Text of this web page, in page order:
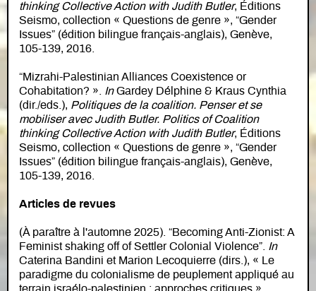
thinking Collective Action with Judith Butler, Éditions
Seismo, collection « Questions de genre », “Gender
Issues” (édition bilingue français-anglais), Genève,
105-139, 2016.
“Mizrahi-Palestinian Alliances Coexistence or
Cohabitation? ». InGardey Délphine & Kraus Cynthia
(dir./eds.), Politiques de la coalition. Penser et se
mobiliser avec Judith Butler. Politics of Coalition
thinking Collective Action with Judith Butler, Éditions
Seismo, collection « Questions de genre », “Gender
Issues” (édition bilingue français-anglais), Genève,
105-139, 2016.
Articles de revues
(À paraître à l'automne 2025). “Becoming Anti-Zionist: A
Feminist shaking off of Settler Colonial Violence”. In
Caterina Bandini et Marion Lecoquierre (dirs.), « Le
paradigme du colonialisme de peuplement appliqué au